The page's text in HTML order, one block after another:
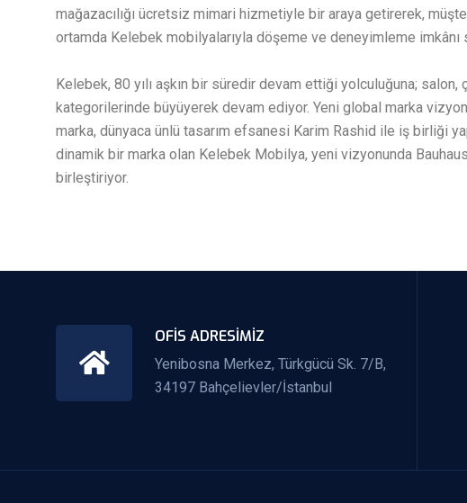
mağazacılığı ücretsiz mimari hizmetiyle bir araya getirerek,
ortamda Kelebek mobilyalarıyla döşeme ve deneyimleme imkânı
Kelebek, 80 yılı aşkın bir süredir devam ettiği yolculuğuna;
kategorilerinde büyüyerek devam ediyor. Yeni global marka
marka, dünyaca ünlü tasarım efsanesi Karim Rashid ile iş birliği
dinamik bir marka olan Kelebek Mobilya, yeni vizyonunda Bauhaus
birleştiriyor.
OFIS ADRESIMIZ
Yenibosna Merkez, Türkgücü Sk. 7/B,
34197 Bahçelievler/İstanbul